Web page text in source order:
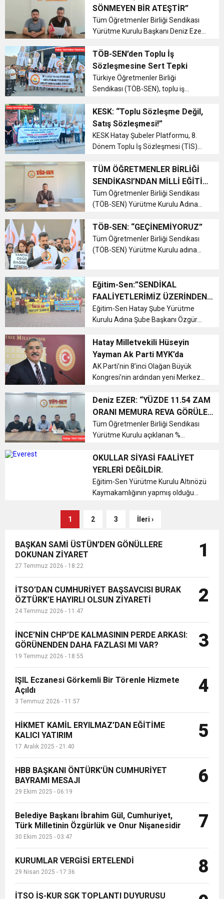
ve Onur Nişanesidir
CUMHURİYET BAYRAMI MESAJI
17:36 KURUMLAR VERGİSİ ERTELENDİ
1:00 İTSO İŞ-KUR SGK TOPLANTI
DUYURUSU
21:40 CEYLANDERE’DE BAŞKAN EMRAH
KARAÇAY’A SEVGİ SELİ
18:22 BAŞKAN SAMİ ÜSTÜN’DEN
GÖNÜLLERE DOKUNAN ZİYARET
basın açıklaması yaptı. İHD Hatay
Şubesi Yürütme Kurulu Üyesi Ni...
SÖNMEYEN BİR ATEŞTİR”
Tüm Öğretmenler Birliği Sendikası
Yürütme Kurulu Başkanı Deniz Ezer,
Katliamı'nın 33. yıl dönümünde
yaptığı açıklamada, yaşananların
unutulmaması gerektiğini
vurgulayarak a...
TÖB-SEN’den Toplu İş
Sözleşmesine Sert Tepki
Türkiye Öğretmenler Birliği
Sendikası (TÖB-SEN), toplu iş
açıklamalarda bulundu. Yürütme
Kurulu Başkanı Deniz Ezer
tarafından okunan basın
açıklamasında, iktidarın sun...
KESK: “Toplu Sözleşme Değil,
Satış Sözleşmesi!”
KESK Hatay Şubeler Platformu, 8.
Dönem Toplu İş Sözleşmesi (TİS)
saat 17.30’da Necmi Asfuroğlu
Anadolu Lisesi önünde yaptığı basın
açıklamasıyla kamuoyuna duyurdu.
Bas...
TÜM ÖĞRETMENLER BİRLİĞİ
SENDİKASI’NDAN MİLLİ EĞİTİM
BAKANI’NA AÇIK MEKTUP
Tüm Öğretmenler Birliği Sendikası
(TÖB-SEN) Yürütme Kurulu Adına
,Milli Eğitim Bakanı Yusuf Tekin'e,
Mülakat sistemine yönelik itirazlarını
dile getiren, yaşadığı mağ...
TÖB-SEN: “GEÇİNEMİYORUZ”
Tüm Öğretmenler Birliği Sendikası
(TÖB-SEN) Yürütme Kurulu adına
ile ilgili basın açıklaması yayınladı....
Eğitim-Sen:”SENDİKAL
FAALİYETLERİMİZ ÜZERİNDEN
EĞİTİM SEN’İ HEDEF
GÖSTERENLER AÇIKÇA SUÇ
Eğitim-Sen Hatay Şube Yürütme
Kurulu Adına Şube Başkanı Özgür
Başsavcılığı’nın Eğitim-Sen ve
sendikal faaliyetlerini hedef alan
“suç işlemeye alenen tahrik etme”
gerekçesiyl...
Hatay Milletvekili Hüseyin
Yayman Ak Parti MYK’da
AK Parti’nin 8’inci Olağan Büyük
Kongresi’nin ardından yeni Merkez
belirlendi....
Deniz EZER: “YÜZDE 11.54 ZAM
ORANI MEMURA REVA GÖRÜLEN
YOKSULLUĞUN KENDİSİDİR,
KABUL ETMİYORUZ”
Tüm Öğretmenler Birliği Sendikası
Yürütme Kurulu açıklanan %
hakkında basın açıklaması
yayımladı....
OKULLAR SİYASİ FAALİYET
YERLERİ DEĞİLDİR.
Eğitim-Sen Yürütme Kurulu Altınözü
Kaymakamlığının yapmış olduğu
basın açıklamasın da bulundu....
1 2 3 İleri ›
BAŞKAN SAMİ ÜSTÜN’DEN GÖNÜLLERE
DOKUNAN ZİYARET
27 Temmuz 2026 - 18:22
1
İTSO’DAN CUMHURİYET BAŞSAVCISI BURAK
ÖZTÜRK’E HAYIRLI OLSUN ZİYARETİ
24 Temmuz 2026 - 11:47
2
İNCE’NİN CHP’DE KALMASININ PERDE ARKASI:
GÖRÜNENDEN DAHA FAZLASI MI VAR?
19 Temmuz 2026 - 18:55
3
IŞIL Eczanesi Görkemli Bir Törenle Hizmete
Açıldı
3 Temmuz 2026 - 11:57
4
HİKMET KAMİL ERYILMAZ’DAN EĞİTİME
KALICI YATIRIM
17 Aralık 2025 - 21:40
5
HBB BAŞKANI ÖNTÜRK’ÜN CUMHURİYET
BAYRAMI MESAJI
29 Ekim 2025 - 06:19
6
Belediye Başkanı İbrahim Gül, Cumhuriyet,
Türk Milletinin Özgürlük ve Onur Nişanesidir
30 Ekim 2025 - 03:47
7
KURUMLAR VERGİSİ ERTELENDİ
29 Nisan 2025 - 17:36 8
İTSO İŞ-KUR SGK TOPLANTI DUYURUSU